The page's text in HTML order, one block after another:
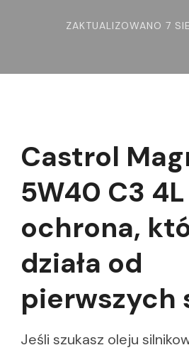
ZAKTUALIZOWANO 7
Castrol
5W40 C3
ochrona,
działa od
pierwszych
Jeśli szukasz oleju